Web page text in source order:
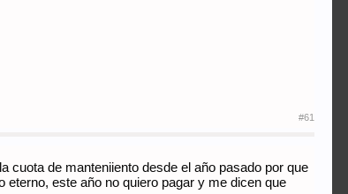
#61
cuota de manteniiento desde el año pasado por que
este año no quiero pagar y me dicen que